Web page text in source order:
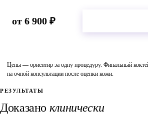
от 6 900 ₽
Цены — ориентир за одну процедуру. Финальный
на очной консультации после оценки кожи.
РЕЗУЛЬТАТЫ
Доказано клинически